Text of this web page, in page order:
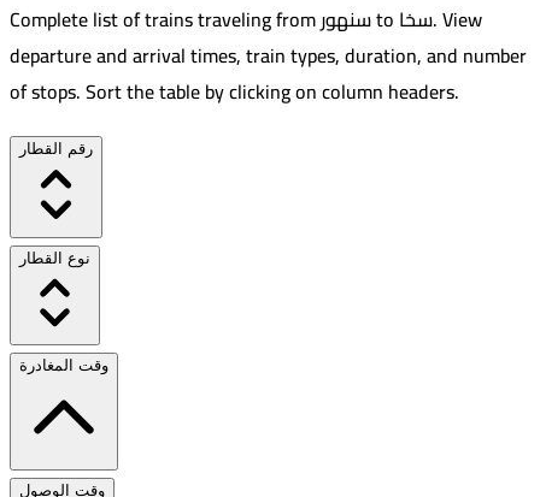
Complete list of trains traveling fromسنهورto سخا.View
departure and arrival times, train types, duration, and number
of stops. Sort the table by clicking on column headers.
رقم القطار
نوع القطار
وقت المغادرة
وقت الوصول